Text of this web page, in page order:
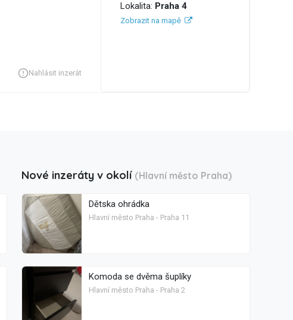
Nahlásit inzerát
Lokalita: Praha 4
Zobrazit na mapě
Nové inzeráty v okolí (Hlavní město Praha)
Dětska ohrádka
Hlavní město Praha - Praha 11
Komoda se dvěma šuplíky
Hlavní město Praha - Praha 2